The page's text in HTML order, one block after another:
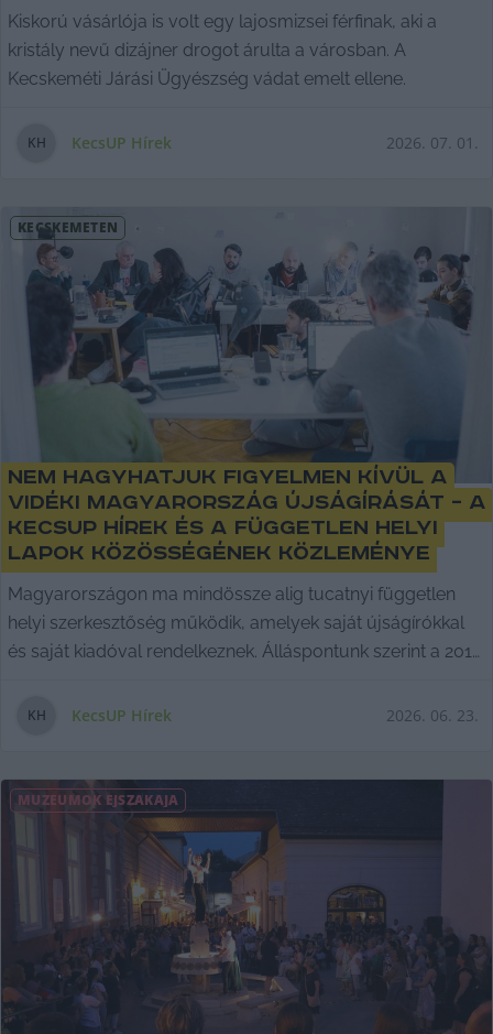
Kiskorú vásárlója is volt egy lajosmizsei férfinak, aki a
kristály nevű dizájner drogot árulta a városban. A
Kecskeméti Járási Ügyészség vádat emelt ellene.
KH KecsUP Hírek 2026. 07. 01.
KECSKEMÉTEN
Nem hagyhatjuk figyelmen kívül a
vidéki Magyarország újságírását – a
KecsUP Hírek és a Független Helyi
Lapok Közösségének közleménye
Magyarországon ma mindössze alig tucatnyi független
helyi szerkesztőség működik, amelyek saját újságírókkal
és saját kiadóval rendelkeznek. Álláspontunk szerint a 2010
a központi intézményes átszervezéssel. A demokratikus
etikus újságírást művelő médiumok működésének
feltételeit azokon a településeken és régiókban, ahol az
elmúlt másfél évtizedben eltűnt vagy jelentősen csorbult a
valódi médiapluralizmus. A Független Helyi Lapok
Közösségének, a Fülkének a tagjai: a miskolci Borsod24, a
Debreciner, a kecskeméti KecsUP Hírek, a Szabad Pécs, a
nyíregyházi Szabolcs24, a Szegeder, a szolnoki Szol24 és a
Veszprém Kukac.
KH KecsUP Hírek 2026. 06. 23.
MÚZEUMOK ÉJSZAKÁJA